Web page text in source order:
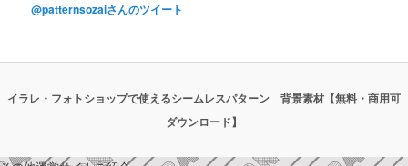
@patternsozaiさんのツイート
イラレ・フォトショップで使えるシームレスパターン 背景素材【無料・商用可
ダウンロード】